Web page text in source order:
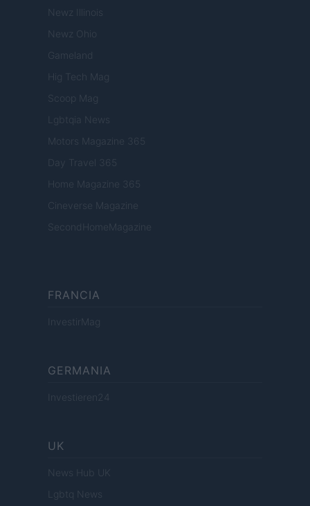
Newz Illinois
Newz Ohio
Gameland
Hig Tech Mag
Scoop Mag
Lgbtqia News
Motors Magazine 365
Day Travel 365
Home Magazine 365
Cineverse Magazine
SecondHomeMagazine
FRANCIA
InvestirMag
GERMANIA
Investieren24
UK
News Hub UK
Lgbtq News